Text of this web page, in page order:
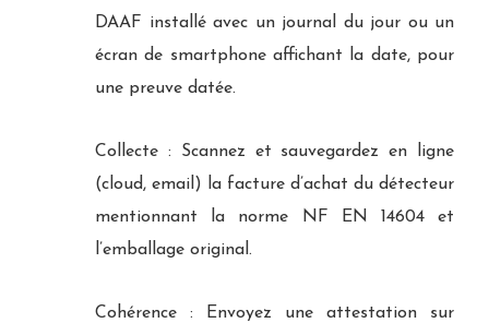
DAAF installé avec un journal du jour ou un
écran de smartphone affichant la date, pour
une preuve datée.
Collecte : Scannez et sauvegardez en ligne
(cloud, email) la facture d’achat du détecteur
mentionnant la norme NF EN 14604 et
l’emballage original.
Cohérence : Envoyez une attestation sur